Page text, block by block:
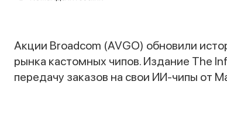
Акции Broadcom (AVGO) обновили
рынка кастомных чипов. Издание The
передачу заказов на свои ИИ-чипы от